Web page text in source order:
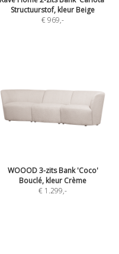
Structuurstof, kleur Beige
€ 969,-
WOOOD 3-zits Bank 'Coco'
Bouclé, kleur Crème
€ 1.299,-